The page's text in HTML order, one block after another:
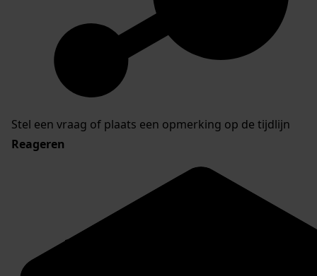
Stel een vraag of plaats een opmerking op de tijdlijn
Reageren